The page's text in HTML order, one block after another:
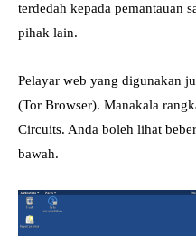
terdedah kepada pemantauan
pihak lain.
Pelayar web yang digunakan
(Tor Browser). Manakala
Circuits. Anda boleh lihat
bawah.